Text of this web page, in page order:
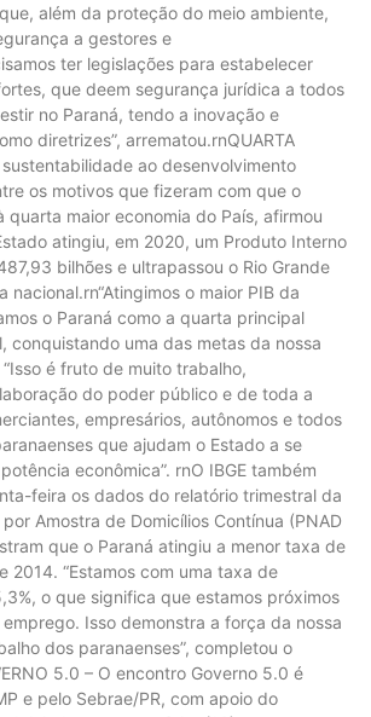
além da proteção do meio ambiente,
a gestores e
ter legislações para estabelecer
que deem segurança jurídica a todos
no Paraná, tendo a inovação e
diretrizes”, arrematou.rnQUARTA
sustentabilidade ao desenvolvimento
os motivos que fizeram com que o
quarta maior economia do País, afirmou
atingiu, em 2020, um Produto Interno
bilhões e ultrapassou o Rio Grande
nacional.rn“Atingimos o maior PIB da
o Paraná como a quarta principal
conquistando uma das metas da nossa
é fruto de muito trabalho,
do poder público e de toda a
empresários, autônomos e todos
que ajudam o Estado a se
econômica”. rnO IBGE também
feira os dados do relatório trimestral da
Amostra de Domicílios Contínua (PNAD
que o Paraná atingiu a menor taxa de
2014. “Estamos com uma taxa de
o que significa que estamos próximos
Isso demonstra a força da nossa
dos paranaenses”, completou o
5.0 – O encontro Governo 5.0 é
e pelo Sebrae/PR, com apoio do